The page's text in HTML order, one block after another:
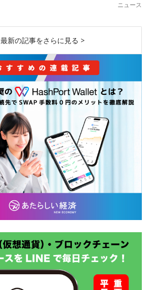
ニュース
最新の記事をさらに見る >